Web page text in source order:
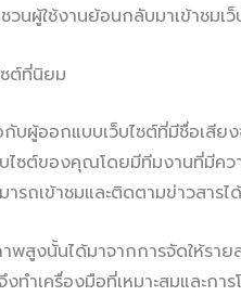
นผู้ใช้งานย้อนกลับมาเข้าชมเ
ต์ที่นิยม
ผู้ออกแบบเว็บไซต์ที่มีชื่อเสียง
ไซต์ของคุณโดยมีทีมงานที่มีคว
รถเข้าชมและติดตามข่าวสาร
พสูงนั้นได้มาจากการจัดให้รา
ทำเครื่องมือที่เหมาะสมและก